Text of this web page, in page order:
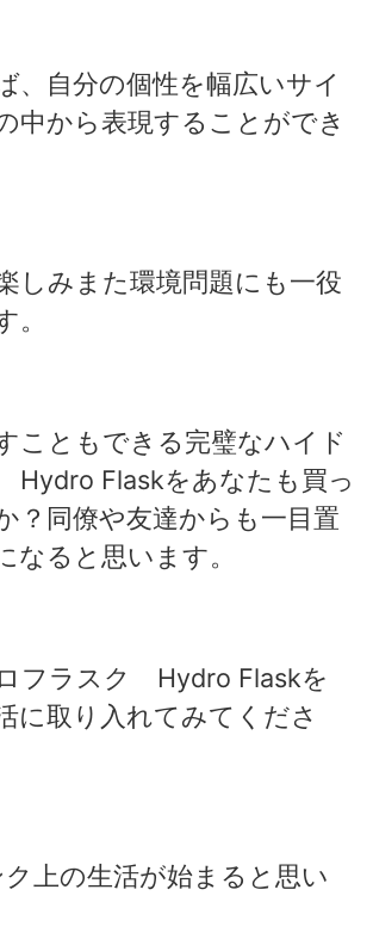
、自分の個性を幅広いサイ
中から表現することができ
しみまた環境問題にも一役
。
こともできる完璧なハイド
Flaskをあなたも買っ
？同僚や友達からも一目置
なると思います。
フラスク Hydro Flaskを
に取り入れてみてくださ
上の生活が始まると思い